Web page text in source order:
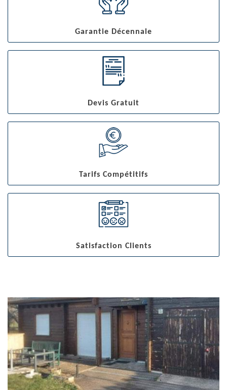
Garantie Décennale
Devis Gratuit
Tarifs Compétitifs
Satisfaction Clients